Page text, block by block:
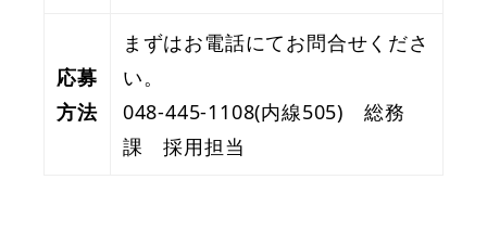
応募
方法
まずはお電話にてお問合せくださ
い。
048-445-1108(内線505) 総務
課 採用担当